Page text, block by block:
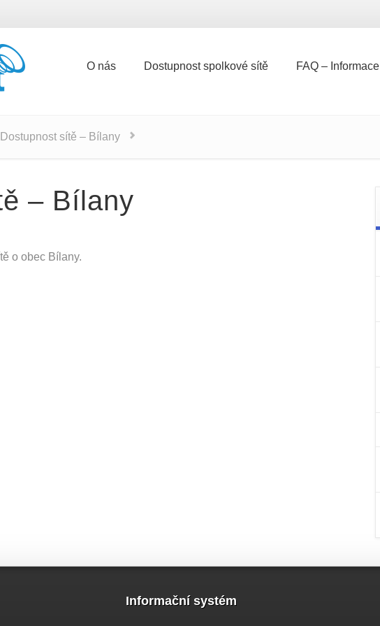
O nás Dostupnost spolkové sítě FAQ – Informace
Dostupnost sítě – Bílany
– Bílany
o obec Bílany.
Informační systém